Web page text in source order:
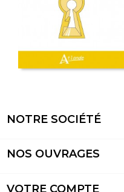
NOTRE SOCIÉTÉ
NOS OUVRAGES
VOTRE COMPTE